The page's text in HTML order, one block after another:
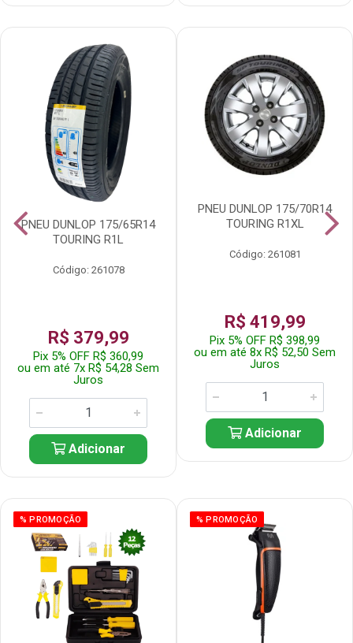
PNEU DUNLOP 175/65R14
TOURING R1L
Código: 261078
R$ 379,99
Pix 5% OFF R$ 360,99
ou em até 7x R$ 54,28 Sem
Juros
Adicionar
PNEU DUNLOP 175/70R14
TOURING R1XL
Código: 261081
R$ 419,99
Pix 5% OFF R$ 398,99
ou em até 8x R$ 52,50 Sem
Juros
Adicionar
% PROMOÇÃO % PROMOÇÃO